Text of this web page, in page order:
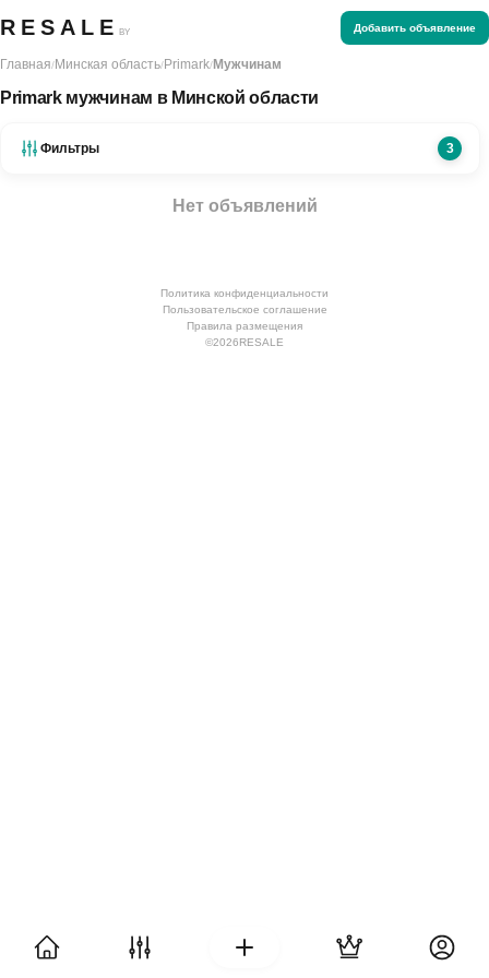
RESALE BY Добавить объявление
Главная/Минская область/Primark/Мужчинам
Primark мужчинам в Минской области
Фильтры 3
Нет объявлений
Политика конфиденциальности
Пользовательское соглашение
Правила размещения
©2026RESALE